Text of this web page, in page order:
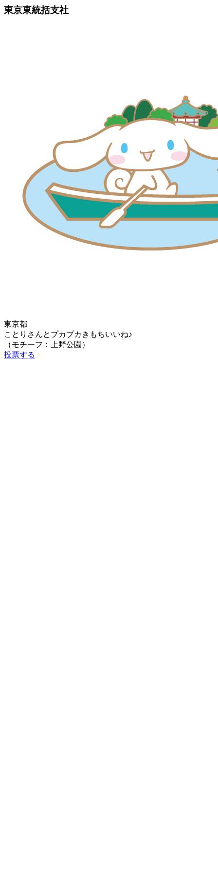
東京東統括支社
東京都
ことりさんとプカプカきもちいいね♪
（モチーフ：上野公園）
投票する